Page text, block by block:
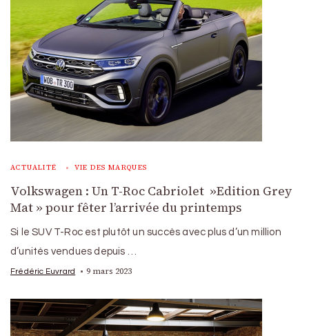
ACTUALITÉ VIE DES MARQUES
Volkswagen : Un T-Roc Cabriolet »Edition Grey
Mat » pour fêter l’arrivée du printemps
Si le SUV T-Roc est plutôt un succès avec plus d’un million
d’unités vendues depuis …
Frédéric Euvrard 9 mars 2023